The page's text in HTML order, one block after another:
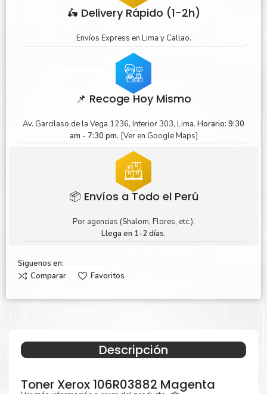
🛵 Delivery Rápido (1-2h)
Envíos Express en Lima y Callao.
📌 Recoge Hoy Mismo
Av. Garcilaso de la Vega 1236, Interior 303, Lima. Horario: 9:30
am - 7:30 pm. [Ver en Google Maps]
📦 Envíos a Todo el Perú
Por agencias (Shalom, Flores, etc.).
Llega en 1-2 días.
Siguenos en:
Comparar
Favoritos
Descripción
Toner Xerox 106R03882 Magenta